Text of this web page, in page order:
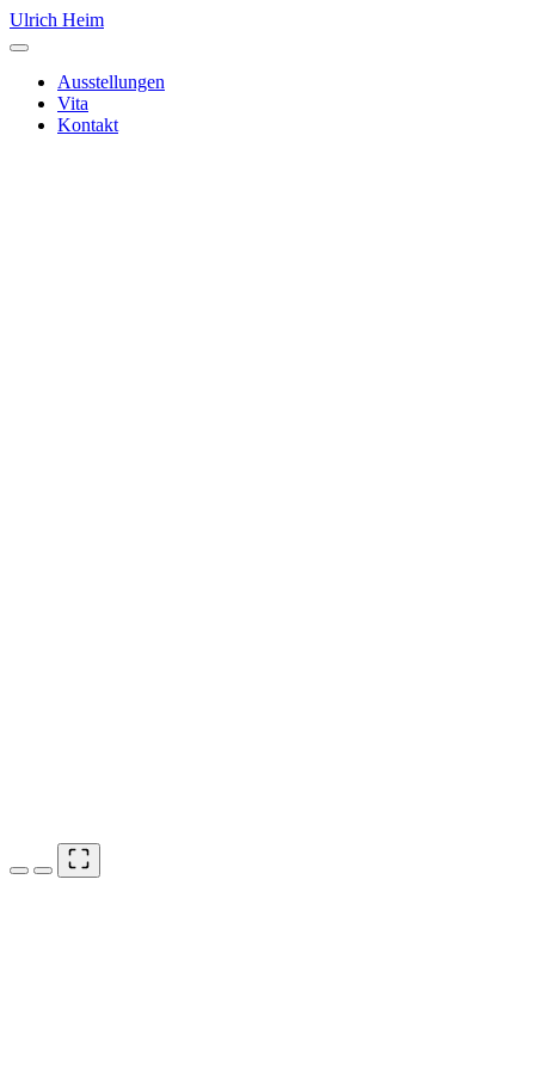
Skip
to
Ulrich Heim
Menu
Ausstellungen
Vita
Kontakt